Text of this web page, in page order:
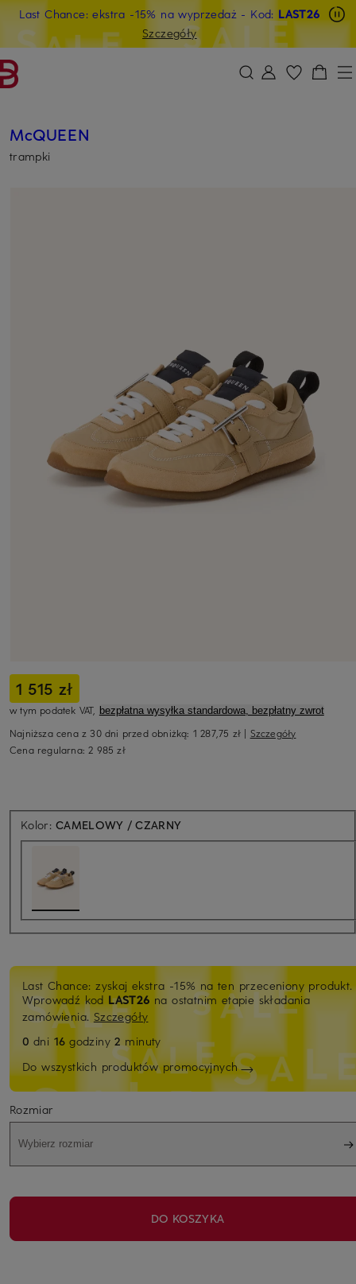
PRZEJDŹ DO GŁÓWNEJ TREŚCI PRZEJDŹ DO WYSZUKIWANIA
Last Chance: ekstra -15% na wyprzedaż - Kod: LAST26
Szczegóły
McQUEEN
trampki
1 515 zł
w tym podatek VAT, bezpłatna wysyłka standardowa, bezpłatny zwrot
Najniższa cena z 30 dni przed obniżką: 1 287,75 zł | Szczegóły
Cena regularna:2 985 zł
Kolor:CAMELOWY / CZARNY
Last Chance: zyskaj ekstra -15% na ten przeceniony produkt.
Wprowadź kod LAST26 na ostatnim etapie składania
zamówienia. Szczegóły
0 dni 16godziny2 minuty
Do wszystkich produktów promocyjnych
Rozmiar
Wybierz rozmiar
DO KOSZYKA